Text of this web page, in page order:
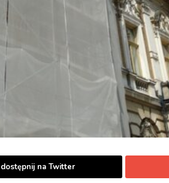
na Twitter